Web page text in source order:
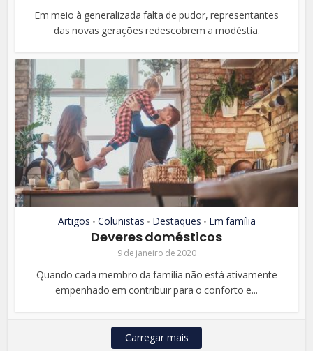
Em meio à generalizada falta de pudor, representantes
das novas gerações redescobrem a modéstia.
Artigos • Colunistas • Destaques • Em família
Deveres domésticos
9 de janeiro de 2020
Quando cada membro da família não está ativamente
empenhado em contribuir para o conforto e...
Carregar mais